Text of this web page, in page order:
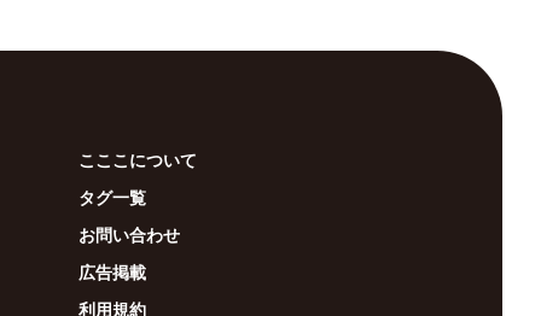
こここについて
タグ一覧
お問い合わせ
広告掲載
利用規約